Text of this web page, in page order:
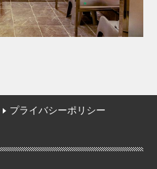
プライバシーポリシー